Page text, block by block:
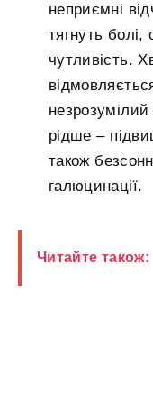
неприємні
тягнуть болі,
чутливість.
рідше –
також
галюцинації.
Читайте також: